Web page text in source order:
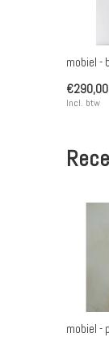
mobiel -
€290,00
Incl. btw
mobiel -